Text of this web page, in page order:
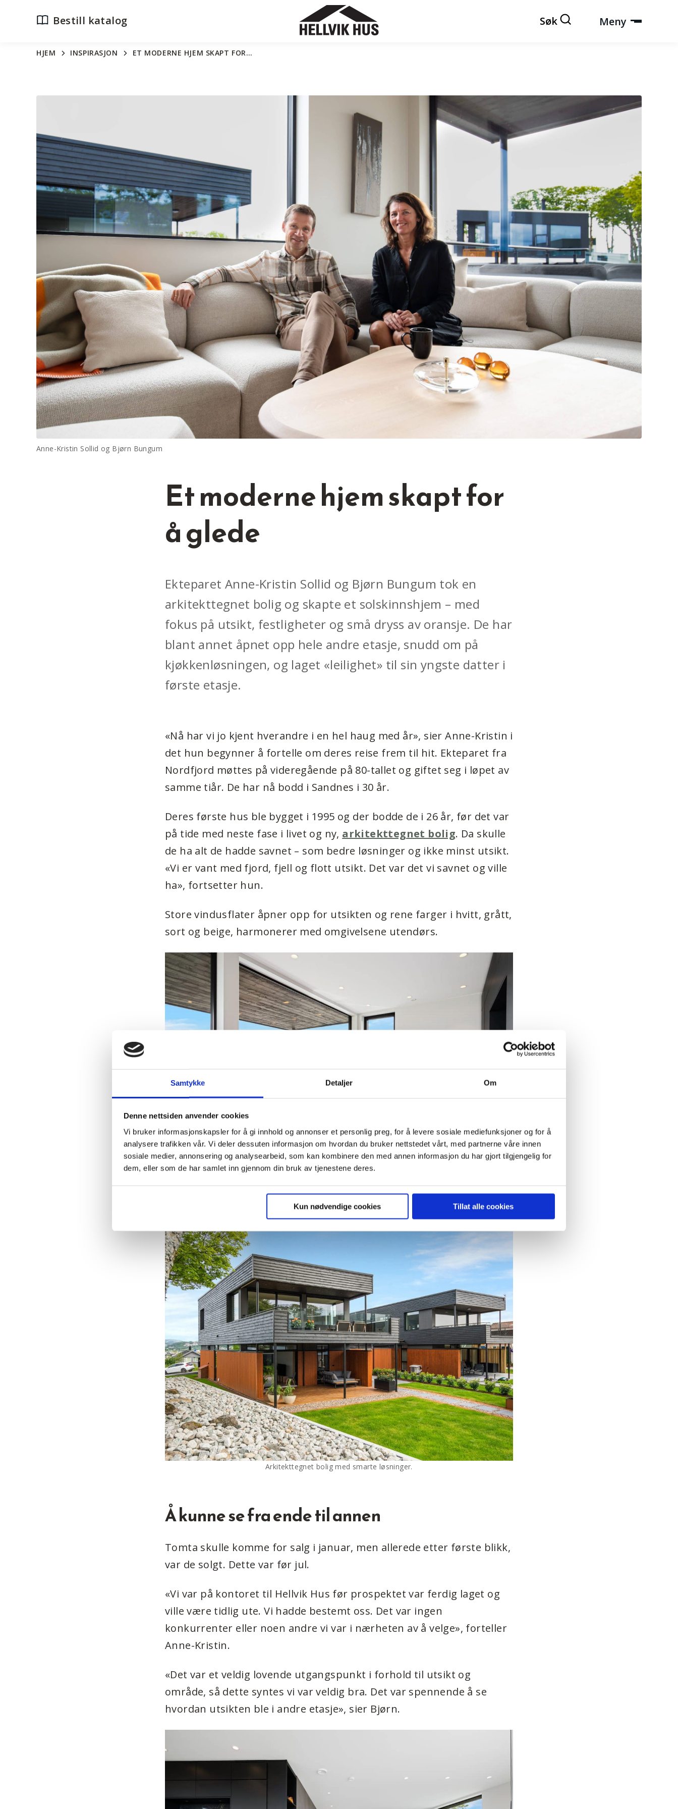
Samtykke Detaljer Om
Denne nettsiden anvender cookies
Vi bruker informasjonskapsler for å gi innhold og annonser et personlig preg, for å levere sosiale mediefunksjoner og for å
analysere trafikken vår. Vi deler dessuten informasjon om hvordan du bruker nettstedet vårt, med partnerne våre innen
sosiale medier, annonsering og analysearbeid, som kan kombinere den med annen informasjon du har gjort tilgjengelig for
dem, eller som de har samlet inn gjennom din bruk av tjenestene deres.
Kun nødvendige cookies Tillat alle cookies
Bestill katalog Søk Meny
HJEM INSPIRASJON ET MODERNE HJEM SKAPT FOR…
Anne-Kristin Sollid og Bjørn Bungum
Et moderne hjem skapt for
å glede
Ekteparet Anne-Kristin Sollid og Bjørn Bungum tok en
arkitekttegnet bolig og skapte et solskinnshjem – med
fokus på utsikt, festligheter og små dryss av oransje. De har
blant annet åpnet opp hele andre etasje, snudd om på
kjøkkenløsningen, og laget «leilighet» til sin yngste datter i
første etasje.
«Nå har vi jo kjent hverandre i en hel haug med år», sier Anne-Kristin i
det hun begynner å fortelle om deres reise frem til hit. Ekteparet fra
Nordfjord møttes på videregående på 80-tallet og giftet seg i løpet av
samme tiår. De har nå bodd i Sandnes i 30 år.
Deres første hus ble bygget i 1995 og der bodde de i 26 år, før det var
på tide med neste fase i livet og ny, arkitekttegnet bolig. Da skulle
de ha alt de hadde savnet – som bedre løsninger og ikke minst utsikt.
«Vi er vant med fjord, fjell og flott utsikt. Det var det vi savnet og ville
ha», fortsetter hun.
Store vindusflater åpner opp for utsikten og rene farger i hvitt, grått,
sort og beige, harmonerer med omgivelsene utendørs.
Arkitekttegnet bolig med smarte løsninger.
Å kunne se fra ende til annen
Tomta skulle komme for salg i januar, men allerede etter første blikk,
var de solgt. Dette var før jul.
«Vi var på kontoret til Hellvik Hus før prospektet var ferdig laget og
ville være tidlig ute. Vi hadde bestemt oss. Det var ingen
konkurrenter eller noen andre vi var i nærheten av å velge», forteller
Anne-Kristin.
«Det var et veldig lovende utgangspunkt i forhold til utsikt og
område, så dette syntes vi var veldig bra. Det var spennende å se
hvordan utsikten ble i andre etasje», sier Bjørn.